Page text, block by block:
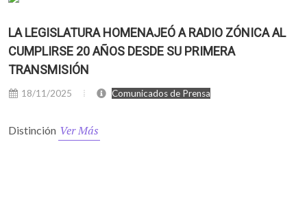
LA LEGISLATURA HOMENAJEÓ A RADIO ZÓNICA AL
CUMPLIRSE 20 AÑOS DESDE SU PRIMERA
TRANSMISIÓN
18/11/2025 Comunicados de Prensa
Distinción Ver Más